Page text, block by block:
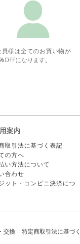
員様は全てのお買い物が
になります。
案内
取引法に基づく表記
の方へ
い方法について
合わせ
ット・コンビニ決済につ
交換 特定商取引法に基づ